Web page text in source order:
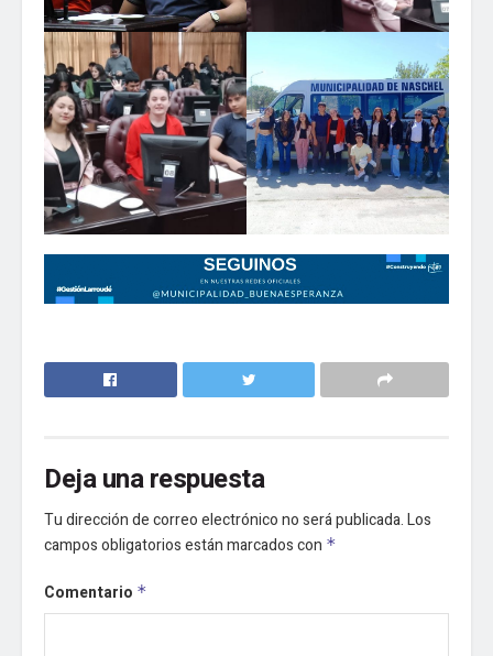
Deja una respuesta
Tu dirección de correo electrónico no será publicada.Los
campos obligatorios están marcados con *
Comentario *